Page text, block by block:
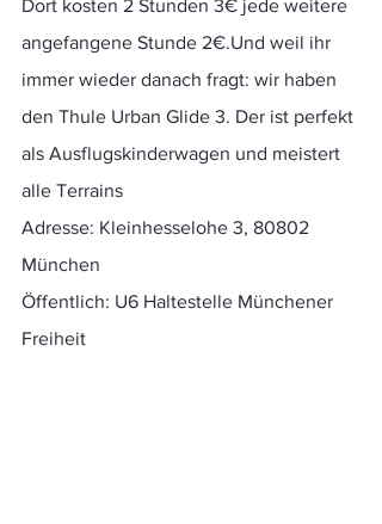
Dort kosten 2 Stunden 3€ jede weitere
angefangene Stunde 2€.Und weil ihr
immer wieder danach fragt: wir haben
den Thule Urban Glide 3. Der ist perfekt
als Ausflugskinderwagen und meistert
alle Terrains
Adresse: Kleinhesselohe 3, 80802
München
Öffentlich: U6 Haltestelle Münchener
Freiheit